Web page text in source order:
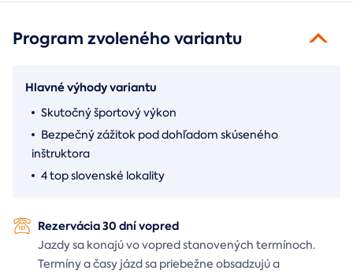
Program zvoleného variantu
Hlavné výhody variantu
Skutočný športový výkon
Bezpečný zážitok pod dohľadom skúseného
inštruktora
4 top slovenské lokality
Rezervácia 30 dní vopred
Jazdy sa konajú vo vopred stanovených termínoch.
Termíny a časy jázd sa priebežne obsadzujú a